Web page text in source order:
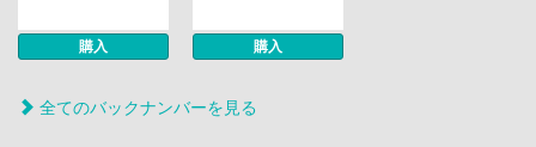
購入 購入
全てのバックナンバーを見る